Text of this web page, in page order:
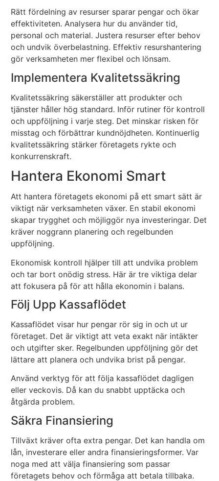
Rätt fördelning av resurser sparar pengar och ökar
effektiviteten. Analysera hur du använder tid,
personal och material. Justera resurser efter behov
och undvik överbelastning. Effektiv resurshantering
gör verksamheten mer flexibel och lönsam.
Implementera Kvalitetssäkring
Kvalitetssäkring säkerställer att produkter och
tjänster håller hög standard. Inför rutiner för kontroll
och uppföljning i varje steg. Det minskar risken för
misstag och förbättrar kundnöjdheten. Kontinuerlig
kvalitetssäkring stärker företagets rykte och
konkurrenskraft.
Hantera Ekonomi Smart
Att hantera företagets ekonomi på ett smart sätt är
viktigt när verksamheten växer. En stabil ekonomi
skapar trygghet och möjliggör nya investeringar. Det
kräver noggrann planering och regelbunden
uppföljning.
Ekonomisk kontroll hjälper till att undvika problem
och tar bort onödig stress. Här är tre viktiga delar
att fokusera på för att hålla ekonomin i balans.
Följ Upp Kassaflödet
Kassaflödet visar hur pengar rör sig in och ut ur
företaget. Det är viktigt att veta exakt när intäkter
och utgifter sker. Regelbunden uppföljning gör det
lättare att planera och undvika brist på pengar.
Använd verktyg för att följa kassaflödet dagligen
eller veckovis. Då kan du snabbt upptäcka och
åtgärda problem.
Säkra Finansiering
Tillväxt kräver ofta extra pengar. Det kan handla om
lån, investerare eller andra finansieringsformer. Var
noga med att välja finansiering som passar
företagets behov och förmåga att betala tillbaka.